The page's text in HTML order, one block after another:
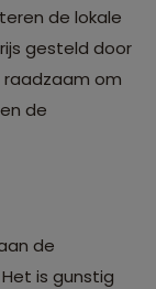
de lokale
gesteld door
raadzaam om
de
de
is gunstig